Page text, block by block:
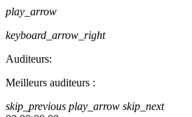
play_arrow
keyboard_arrow_right
Auditeurs:
Meilleurs auditeurs :
skip_previous play_arrow skip_next